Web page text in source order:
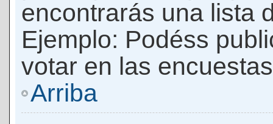
encontrarás una lista
Ejemplo: Podéss
votar en las
Arriba